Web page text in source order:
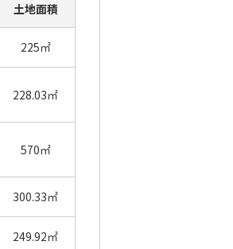
土地面積
225㎡
228.03㎡
570㎡
300.33㎡
249.92㎡